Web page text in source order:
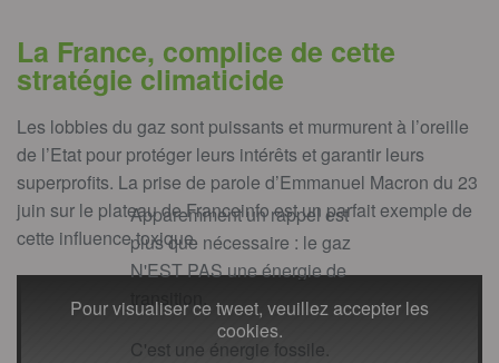
La France, complice de cette
stratégie climaticide
Les lobbies du gaz sont puissants et murmurent à l’oreille
de l’Etat pour protéger leurs intérêts et garantir leurs
superprofits. La prise de parole d’Emmanuel Macron du 23
juin sur le plateau de Franceinfoest un parfait exemple de
cette influence toxique.
Apparemment un rappel est
plus que nécessaire : le gaz
N'EST PAS une énergie de
transition.
C'est une énergie fossile.
Pour visualiser ce tweet, veuillez accepter les
cookies.